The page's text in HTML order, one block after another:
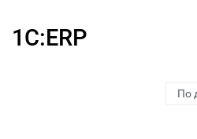
1С:ERP